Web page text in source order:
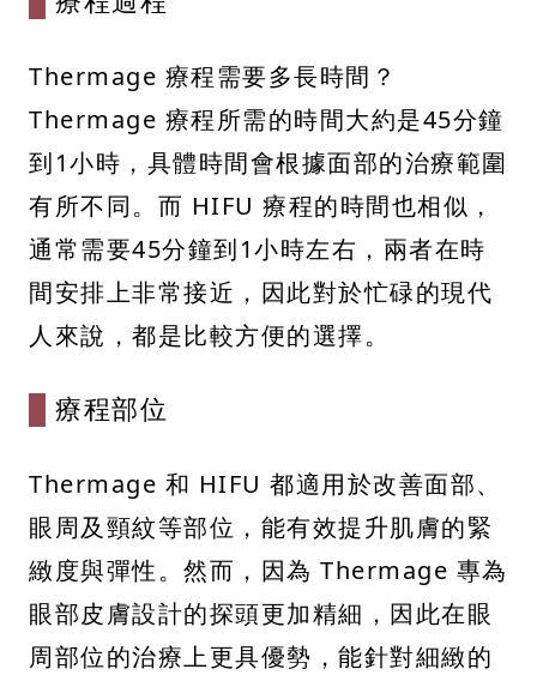
Thermage 療程需要多長時間？
Thermage 療程所需的時間大約是45分鐘
到1小時，具體時間會根據面部的治療範圍
有所不同。而 HIFU 療程的時間也相似，
通常需要45分鐘到1小時左右，兩者在時
間安排上非常接近，因此對於忙碌的現代
人來說，都是比較方便的選擇。
療程部位
Thermage 和 HIFU 都適用於改善面部、
眼周及頸紋等部位，能有效提升肌膚的緊
緻度與彈性。然而，因為 Thermage 專為
眼部皮膚設計的探頭更加精細，因此在眼
周部位的治療上更具優勢，能針對細緻的